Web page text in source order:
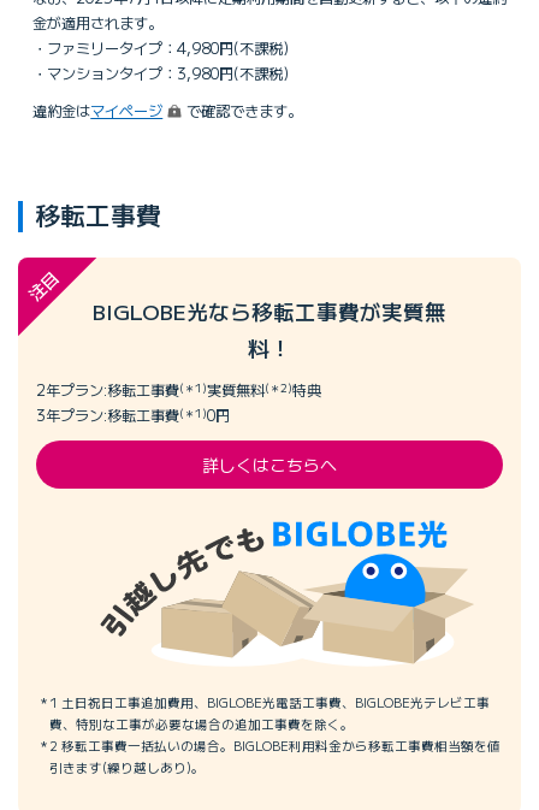
金が適用されます。
ファミリータイプ：4,980円(不課税)
マンションタイプ：3,980円(不課税)
違約金はマイページ（ログイン）
で確認できます。
移転工事費
注目
BIGLOBE光なら移転工事費が実質無
料！
2年プラン:移転工事費(＊1)実質無料(＊2)特典
3年プラン:移転工事費(＊1)0円
詳しくはこちらへ
1 土日祝日工事追加費用、BIGLOBE光電話工事費、BIGLOBE光テレビ工事
費、特別な工事が必要な場合の追加工事費を除く。
2 移転工事費一括払いの場合。BIGLOBE利用料金から移転工事費相当額を値
引きます(繰り越しあり)。